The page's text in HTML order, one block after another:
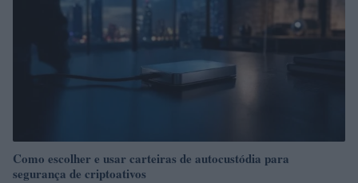
Como escolher e usar carteiras de autocustódia para
segurança de criptoativos